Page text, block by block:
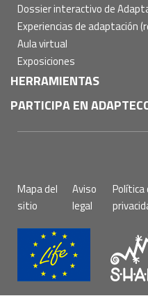
Dossier interactivo de
Experiencias de adaptación
Aula virtual
Exposiciones
HERRAMIENTAS
PARTICIPA EN
de
página
Mapa del
sitio
Aviso
legal
Política